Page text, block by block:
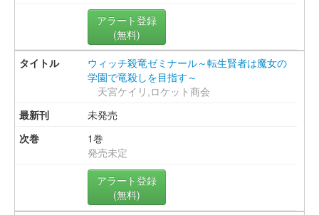
アラート登録
(無料)
ウィッチ殺竜ゼミナール～転生賢者は魔女の
学園で竜殺しを目指す～
天宮ケイリ,ロケット商会
未発売
1巻
発売未定
アラート登録
(無料)